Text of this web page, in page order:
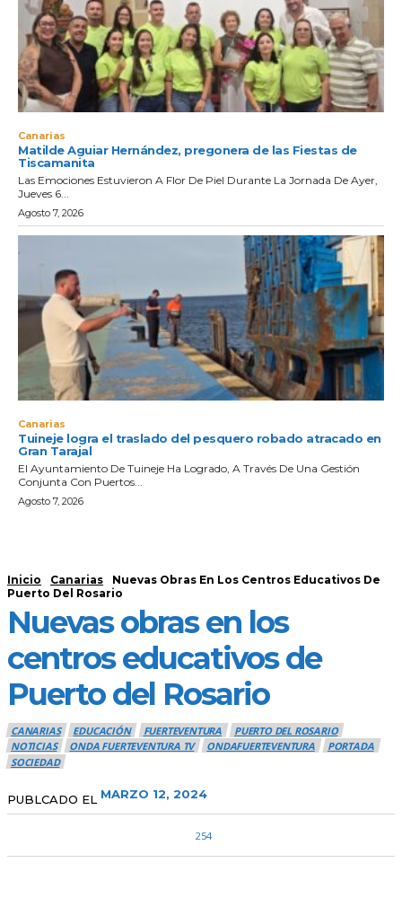
Canarias
Matilde Aguiar Hernández, pregonera de las Fiestas de
Tiscamanita
Las Emociones Estuvieron A Flor De Piel Durante La Jornada De Ayer,
Jueves 6...
Agosto 7, 2026
Canarias
Tuineje logra el traslado del pesquero robado atracado en
Gran Tarajal
El Ayuntamiento De Tuineje Ha Logrado, A Través De Una Gestión
Conjunta Con Puertos...
Agosto 7, 2026